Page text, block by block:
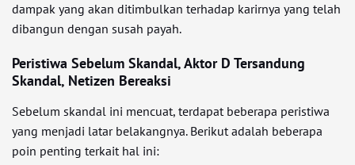
dampak yang akan ditimbulkan terhadap karirnya yang telah
dibangun dengan susah payah.
Peristiwa Sebelum Skandal, Aktor D Tersandung
Skandal, Netizen Bereaksi
Sebelum skandal ini mencuat, terdapat beberapa peristiwa
yang menjadi latar belakangnya. Berikut adalah beberapa
poin penting terkait hal ini: